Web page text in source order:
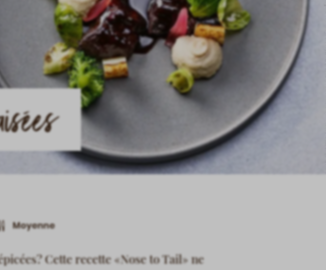
Moyenne
Cette recette «Nose to Tail» ne